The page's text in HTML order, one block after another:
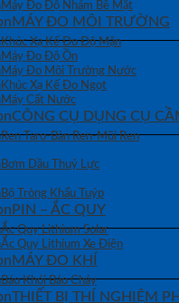
Máy Đo Độ Nhám Bề Mặt
MÁY ĐO MÔI TRƯỜNG
Khúc Xạ Kế Đo Độ Mặn
Máy Đo Độ Ồn
Máy Đo Môi Trường Nước
Khúc Xạ Kế Đo Ngọt
Máy Cất Nước
CÔNG CỤ DỤNG CỤ
Ren Taro-Bàn Ren-Mũi Ren
Bơm Dầu Thuỷ Lực
Bộ Tròng Khẩu Tuýp
PIN – ẮC QUY
Ắc Quy Lithium Solar
Ắc Quy Lithium Xe Điện
MÁY ĐO KHÍ
Báo Khói Báo Cháy
THIẾT BỊ THÍ NGHIỆM